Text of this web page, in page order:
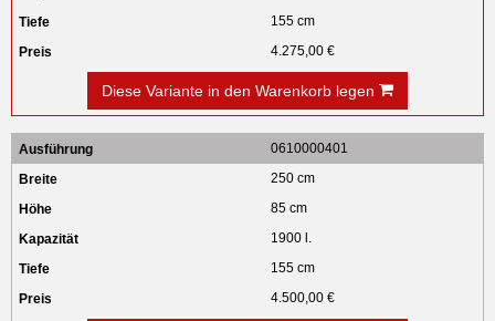
155 cm
4.275,00 €
Diese Variante in den Warenkorb legen
0610000401
250 cm
85 cm
1900 l.
155 cm
4.500,00 €